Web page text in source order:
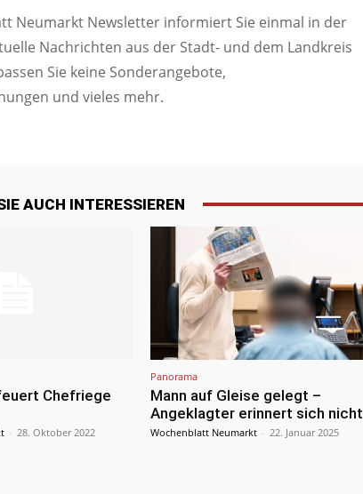
Neumarkt Newsletter informiert Sie einmal in der
Nachrichten aus der Stadt- und dem Landkreis
Sie keine Sonderangebote,
und vieles mehr.
AUCH INTERESSIEREN
Chefriege
- 28. Oktober 2022
Panorama
Mann auf Gleise gelegt –
Angeklagter erinnert sich nicht
Wochenblatt Neumarkt - 22. Januar 2025